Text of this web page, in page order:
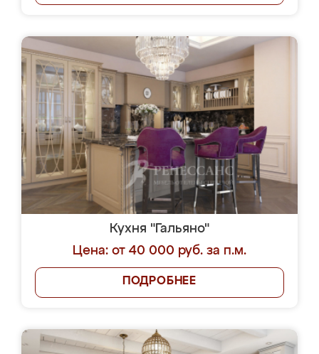
Кухня "Гальяно"
Цена: от 40 000 руб. за п.м.
ПОДРОБНЕЕ